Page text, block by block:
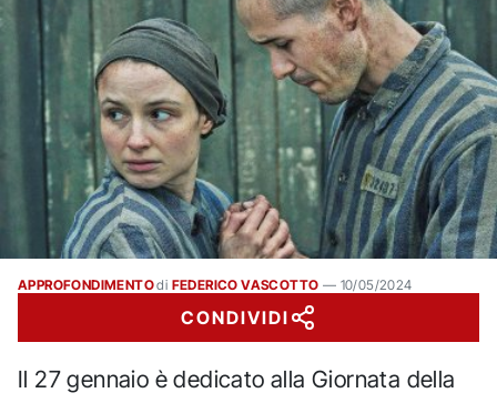
APPROFONDIMENTOdi FEDERICO VASCOTTO — 10/05/2024
CONDIVIDI
Il 27 gennaio è dedicato alla Giornata della